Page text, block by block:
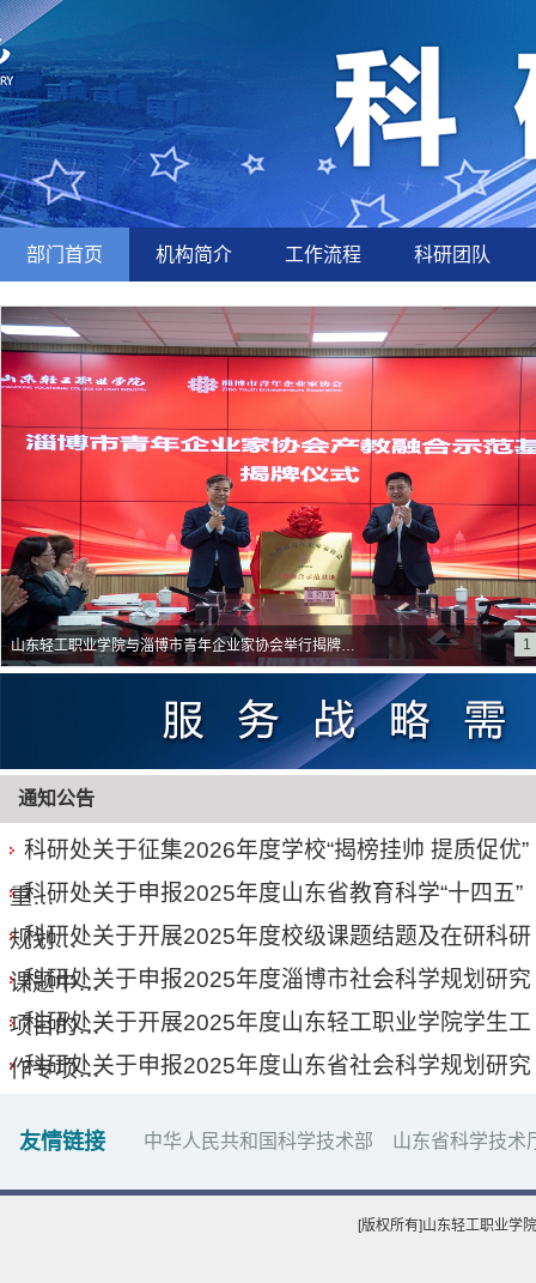
部门首页 机构简介 工作流程 科研团队
山东轻工职业学院与淄博市青年企业家协会举行揭牌… 1
通知公告
科研处关于征集2026年度学校“揭榜挂帅 提质促优”
重…
科研处关于申报2025年度山东省教育科学“十四五”
规划…
科研处关于开展2025年度校级课题结题及在研科研
课题中…
科研处关于申报2025年度淄博市社会科学规划研究
项目的…
科研处关于开展2025年度山东轻工职业学院学生工
作专项…
科研处关于申报2025年度山东省社会科学规划研究
友情链接 中华人民共和国科学技术部 山东省科学技术
[版权所有]山东轻工职业